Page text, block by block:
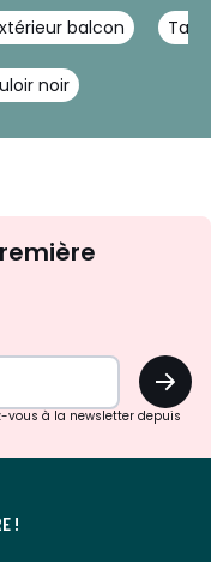
balcon
noir
OK
vous à la newsletter depuis
!